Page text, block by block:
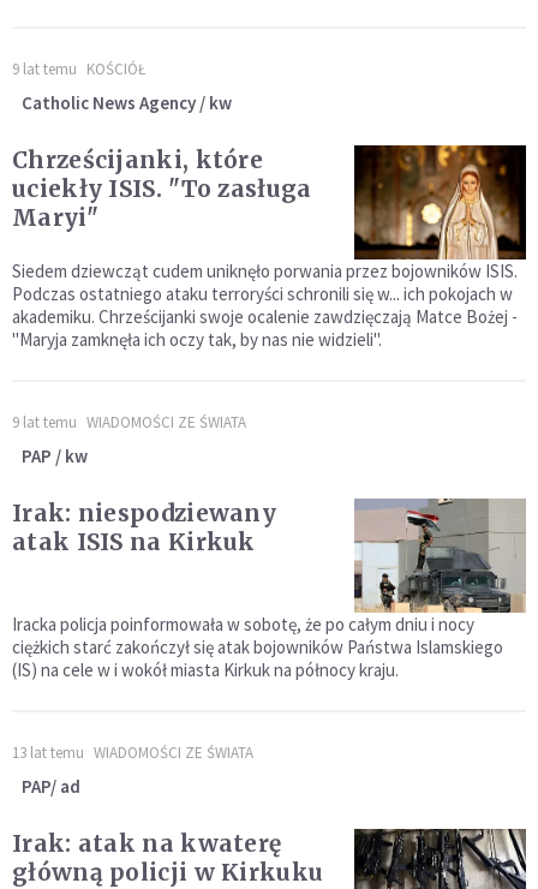
9 lat temu KOŚCIÓŁ
Catholic News Agency / kw
Chrześcijanki, które
uciekły ISIS. "To zasługa
Maryi"
Siedem dziewcząt cudem uniknęło porwania przez bojowników ISIS.
Podczas ostatniego ataku terroryści schronili się w... ich pokojach w
akademiku. Chrześcijanki swoje ocalenie zawdzięczają Matce Bożej -
"Maryja zamknęła ich oczy tak, by nas nie widzieli".
9 lat temu WIADOMOŚCI ZE ŚWIATA
PAP / kw
Irak: niespodziewany
atak ISIS na Kirkuk
Iracka policja poinformowała w sobotę, że po całym dniu i nocy
ciężkich starć zakończył się atak bojowników Państwa Islamskiego
(IS) na cele w i wokół miasta Kirkuk na północy kraju.
13 lat temu WIADOMOŚCI ZE ŚWIATA
PAP/ ad
Irak: atak na kwaterę
główną policji w Kirkuku